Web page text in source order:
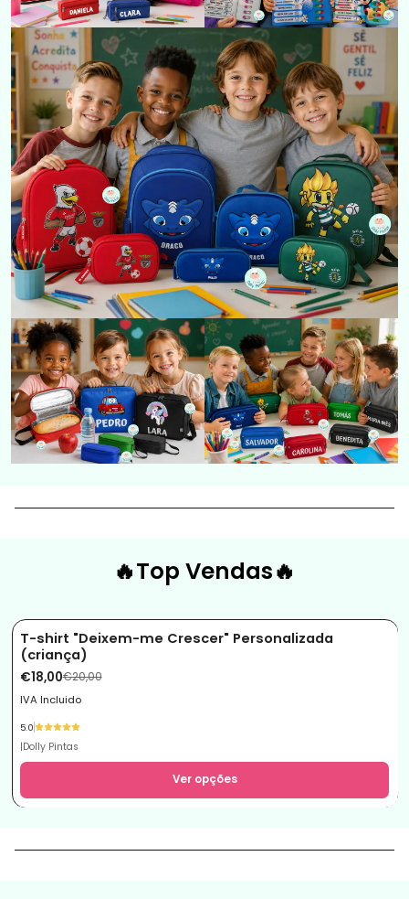
🔥Top Vendas🔥
-10%
T-shirt "Deixem-me Crescer" Personalizada
(criança)
€18,00€20,00
IVA Incluido
5.0
|Dolly Pintas
Ver opções